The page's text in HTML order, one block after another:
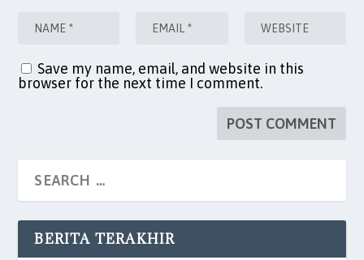
Save my name, email, and website in this
browser for the next time I comment.
BERITA TERAKHIR